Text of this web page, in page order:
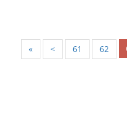
« < 61 62